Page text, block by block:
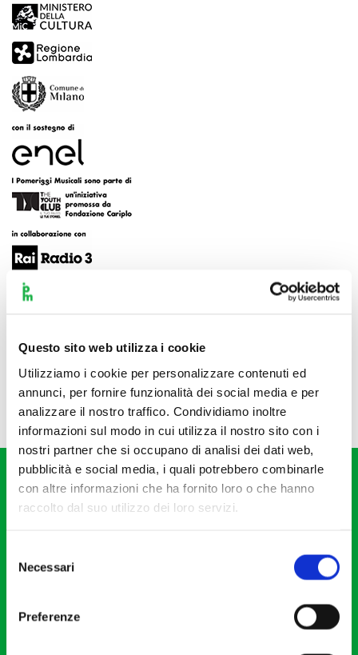
Questo sito web utilizza i cookie
Utilizziamo i cookie per personalizzare contenuti ed
annunci, per fornire funzionalità dei social media e per
analizzare il nostro traffico. Condividiamo inoltre
informazioni sul modo in cui utilizza il nostro sito con i
nostri partner che si occupano di analisi dei dati web,
pubblicità e social media, i quali potrebbero combinarle
con altre informazioni che ha fornito loro o che hanno
raccolto dal suo utilizzo dei loro servizi.
delNecessari
Preferenze
Fondazione I Pomeriggi Musicali
Partita Iva 04410060158